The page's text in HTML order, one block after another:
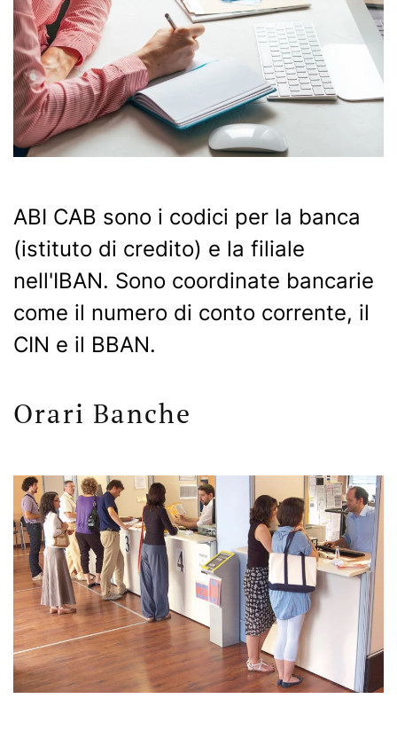
ABI CAB sono i codici per la banca
(istituto di credito) e la filiale
nell'IBAN. Sono coordinate bancarie
come il numero di conto corrente, il
CIN e il BBAN.
Orari Banche